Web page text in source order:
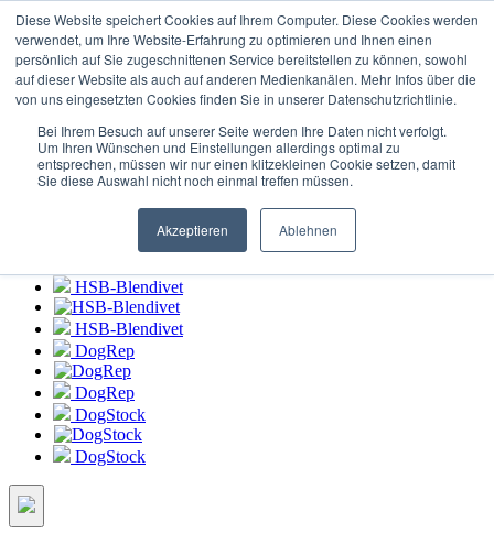
Diese Website speichert Cookies auf Ihrem Computer. Diese Cookies werden
verwendet, um Ihre Website-Erfahrung zu optimieren und Ihnen einen
persönlich auf Sie zugeschnittenen Service bereitstellen zu können, sowohl
auf dieser Website als auch auf anderen Medienkanälen. Mehr Infos über die
von uns eingesetzten Cookies finden Sie in unserer Datenschutzrichtlinie.
Bei Ihrem Besuch auf unserer Seite werden Ihre Daten nicht verfolgt.
Um Ihren Wünschen und Einstellungen allerdings optimal zu
entsprechen, müssen wir nur einen klitzekleinen Cookie setzen, damit
Sie diese Auswahl nicht noch einmal treffen müssen.
Akzeptieren Ablehnen
Connexion auportail HSB-Blendivet
HSB-Blendivet
DogRep
DogRep
DogStock
DogStock
HSB-Blendivet
HSB-Blendivet
DogRep
DogRep
DogStock
DogStock